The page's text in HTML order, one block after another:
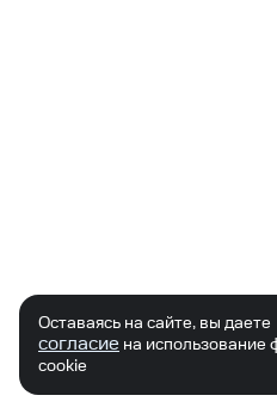
Оставаясь на сайте, вы даете
согласие на использование
cookie